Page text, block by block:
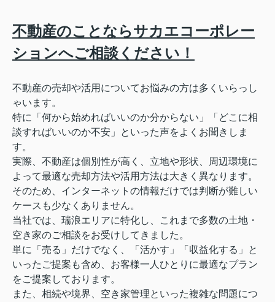
不動産のことならサカエコーポレー
ションへご相談ください！
不動産の売却や活用についてお悩みの方は多くいらっし
ゃいます。
特に「何から始めればいいのか分からない」「どこに相
談すればいいのか不安」といった声をよくお聞きしま
す。
実際、不動産は個別性が高く、立地や形状、周辺環境に
よって最適な売却方法や活用方法は大きく異なります。
そのため、インターネットの情報だけでは判断が難しい
ケースも少なくありません。
当社では、瑞浪エリアに特化し、これまで多数の土地・
空き家のご相談をお受けしてきました。
単に「売る」だけでなく、「活かす」「収益化する」と
いったご提案も含め、お客様一人ひとりに最適なプラン
をご提案しております。
また、相続や境界、空き家管理といった複雑な問題につ